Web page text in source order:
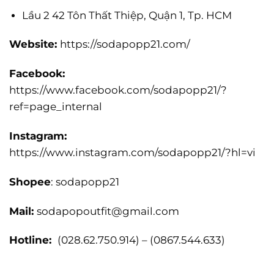
Lầu 2 42 Tôn Thất Thiệp, Quận 1, Tp. HCM
Website: https://sodapopp21.com/
Facebook:
https://www.facebook.com/sodapopp21/?
ref=page_internal
Instagram:
https://www.instagram.com/sodapopp21/?hl=vi
Shopee: sodapopp21
Mail: sodapopoutfit@gmail.com
Hotline: (028.62.750.914) – (0867.544.633)